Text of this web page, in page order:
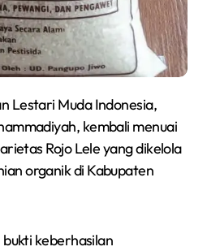
kembali menuai
Rojo Lele yang dikelola
organik di Kabupaten
keberhasilan